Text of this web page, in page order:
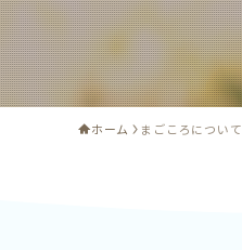
ホーム まごころについて